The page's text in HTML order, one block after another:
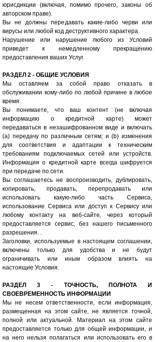
юрисдикции (включая, помимо прочего, законы об
авторском праве).
Вы не должны передавать какие-либо черви или
вирусы или любой код деструктивного характера.
Нарушение или нарушение любого из Условий
приведет к немедленному прекращению
предоставления ваших Услуг.
РАЗДЕЛ 2 - ОБЩИЕ УСЛОВИЯ
Мы оставляем за собой право отказать в
обслуживании кому-либо по любой причине в любое
время.
Вы понимаете, что ваш контент (не включая
информацию о кредитной карте) может
передаваться в незашифрованном виде и включать
(а) передачу по различным сетям; и (b) изменения
для соответствия и адаптации к техническим
требованиям подключаемых сетей или устройств.
Информация о кредитной карте всегда шифруется
при передаче по сети.
Вы соглашаетесь не воспроизводить, дублировать,
копировать, продавать, перепродавать или
использовать какую-либо часть Сервиса,
использование Сервиса или доступ к Сервису или
любому контакту на веб-сайте, через который
предоставляется сервис, без нашего письменного
разрешения. .
Заголовки, используемые в настоящем соглашении,
включены только для удобства и не будут
ограничивать или иным образом влиять на
настоящие Условия.
РАЗДЕЛ 3 - ТОЧНОСТЬ, ПОЛНОТА И
СВОЕВРЕМЕННОСТЬ ИНФОРМАЦИИ
Мы не несем ответственности, если информация,
размещенная на этом сайте, не является точной,
полной или актуальной. Материал на этом сайте
предоставляется только для общей информации, и
на него нельзя полагаться или использовать его в